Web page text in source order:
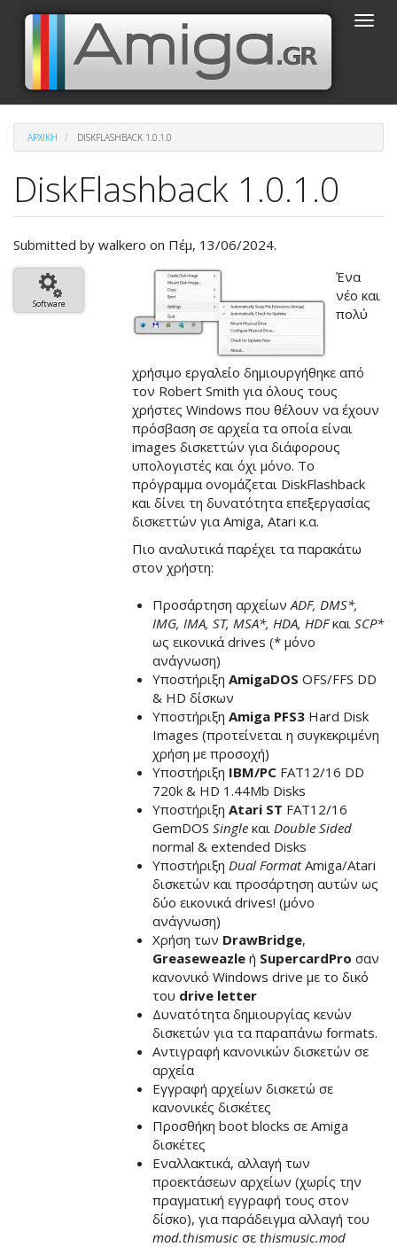
Παράκαμψη
κυρίως
περιεχόμενο
Toggle
ΑΡΧΙΚΉ DISKFLASHBACK 1.0.1.0
DiskFlashback 1.0.1.0
Submitted by walkero on Πέμ, 13/06/2024.
Software
Βασική
εικόνα
του
άρθρου
Ένα
νέο και
πολύ
χρήσιμο εργαλείο δημιουργήθηκε από
τον Robert Smith για όλους τους
χρήστες Windows που θέλουν να έχουν
πρόσβαση σε αρχεία τα οποία είναι
images δισκεττών για διάφορους
υπολογιστές και όχι μόνο. Το
πρόγραμμα ονομάζεται DiskFlashback
και δίνει τη δυνατότητα επεξεργασίας
δισκεττών για Amiga, Atari κ.α.
Πιο αναλυτικά παρέχει τα παρακάτω
στον χρήστη:
Προσάρτηση αρχείων ADF, DMS*,
IMG, IMA, ST, MSA*, HDA, HDFκαι SCP*
ως εικονικά drives (* μόνο
ανάγνωση)
Υποστήριξη AmigaDOS OFS/FFS DD
& HD δίσκων
Υποστήριξη Amiga PFS3Hard Disk
Images (προτείνεται η συγκεκριμένη
χρήση με προσοχή)
Υποστήριξη IBM/PCFAT12/16 DD
720k & HD 1.44Mb Disks
Υποστήριξη Atari ST FAT12/16
GemDOS Singleκαι Double Sided
normal & extended Disks
Υποστήριξη Dual FormatAmiga/Atari
δισκετών και προσάρτηση αυτών ως
δύο εικονικά drives! (μόνο
ανάγνωση)
Χρήση των DrawBridge,
Greaseweazleή SupercardPro σαν
κανονικό Windows drive με το δικό
του drive letter
Δυνατότητα δημιουργίας κενών
δισκετών για τα παραπάνω formats.
Αντιγραφή κανονικών δισκετών σε
αρχεία
Εγγραφή αρχείων δισκετώ σε
κανονικές δισκέτες
Προσθήκη boot blocks σε Amiga
δισκέτες
Εναλλακτικά, αλλαγή των
προεκτάσεων αρχείων (χωρίς την
πραγματική εγγραφή τους στον
δίσκο), για παράδειγμα αλλαγή του
mod.thismusicσε thismusic.mod